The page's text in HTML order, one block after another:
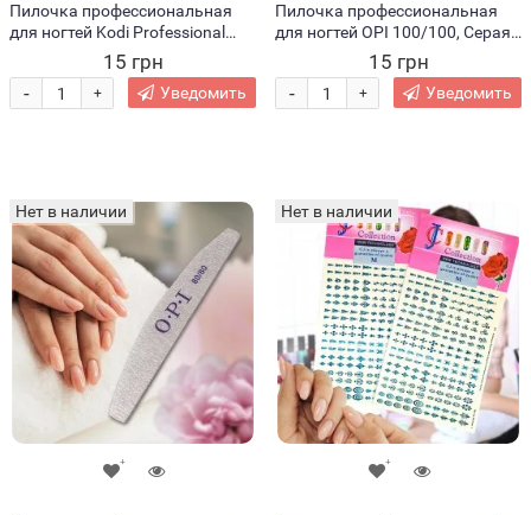
Пилочка профессиональная
для ногтей Kodi Professional
80/80, Серая (1967)
15 грн
+
- Уведомить
Пилочка профессиональная
для ногтей OPI 100/100, Серая
15 грн
+
- Уведомить
Нет в наличии Нет в наличии